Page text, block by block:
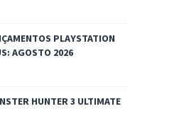
PLAYSTATION
AGOSTO 2026
HUNTER 3 ULTIMATE